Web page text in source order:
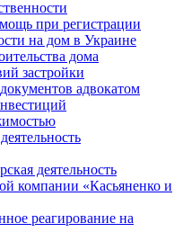
при регистрации
на дом в Украине
дома
застройки
адвокатом
деятельность
компании «Касьяненко и
реагирование на